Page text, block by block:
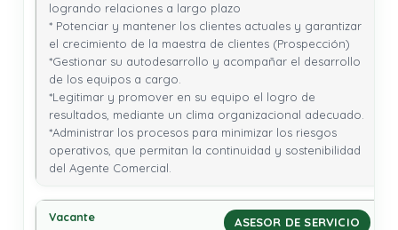
logrando relaciones a largo plazo
* Potenciar y mantener los clientes actuales y garantizar
el crecimiento de la maestra de clientes (Prospección)
*Gestionar su autodesarrollo y acompañar el desarrollo
de los equipos a cargo.
*Legitimar y promover en su equipo el logro de
resultados, mediante un clima organizacional adecuado.
*Administrar los procesos para minimizar los riesgos
operativos, que permitan la continuidad y sostenibilidad
del Agente Comercial.
ASESOR DE SERVICIO